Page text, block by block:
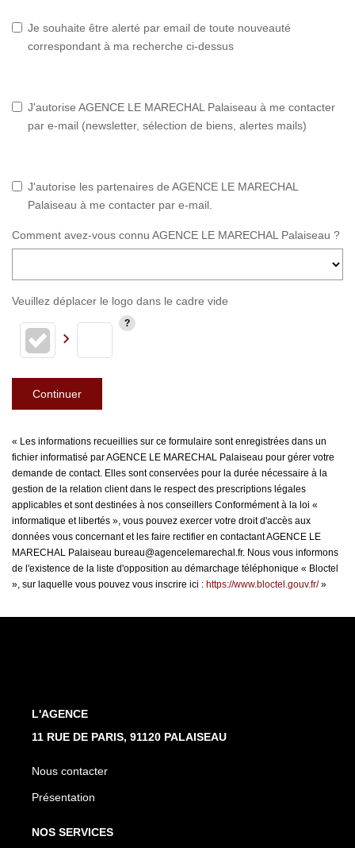
Je souhaite être alerté par email de toute nouveauté
correspondant à ma recherche ci-dessus
J'autorise AGENCE LE MARECHAL Palaiseau à me contacter
par e-mail (newsletter, sélection de biens, alertes mails)
J'autorise les partenaires de AGENCE LE MARECHAL
Palaiseau à me contacter par e-mail.
Comment avez-vous connu AGENCE LE MARECHAL Palaiseau ?
Veuillez déplacer le logo dans le cadre vide
Continuer
« Les informations recueillies sur ce formulaire sont enregistrées dans un
fichier informatisé par AGENCE LE MARECHAL Palaiseau pour gérer votre
demande de contact. Elles sont conservées pour la durée nécessaire à la
gestion de la relation client dans le respect des prescriptions légales
applicables et sont destinées à nos conseillers Conformément à la loi «
informatique et libertés », vous pouvez exercer votre droit d'accès aux
données vous concernant et les faire rectifier en contactant AGENCE LE
MARECHAL Palaiseau bureau@agencelemarechal.fr. Nous vous informons
de l'existence de la liste d'opposition au démarchage téléphonique « Bloctel
», sur laquelle vous pouvez vous inscrire ici : https://www.bloctel.gouv.fr/»
L'AGENCE
11 RUE DE PARIS, 91120 PALAISEAU
Nous contacter
Présentation
NOS SERVICES